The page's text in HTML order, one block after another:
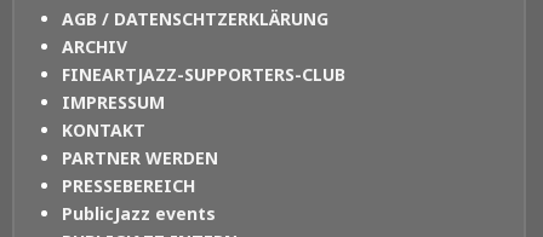
AGB / DATENSCHTZERKLÄRUNG
ARCHIV
FINEARTJAZZ-SUPPORTERS-CLUB
IMPRESSUM
KONTAKT
PARTNER WERDEN
PRESSEBEREICH
PublicJazz events